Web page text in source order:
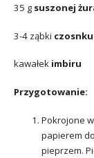
35 g suszonej
3-4 ząbki czosnku
kawałek imbiru
Przygotowanie:
Pokrojone
papierem
pieprzem.